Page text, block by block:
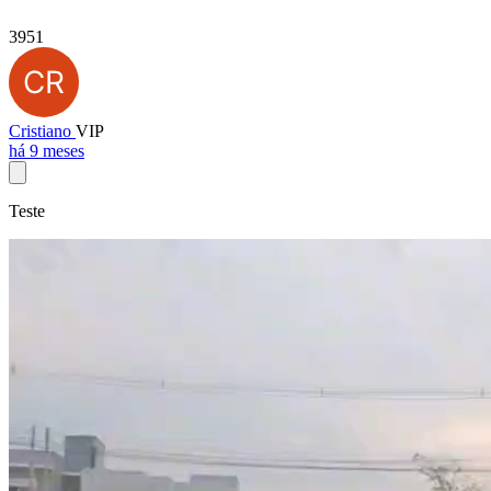
3951
Cristiano VIP
há 9 meses
Teste